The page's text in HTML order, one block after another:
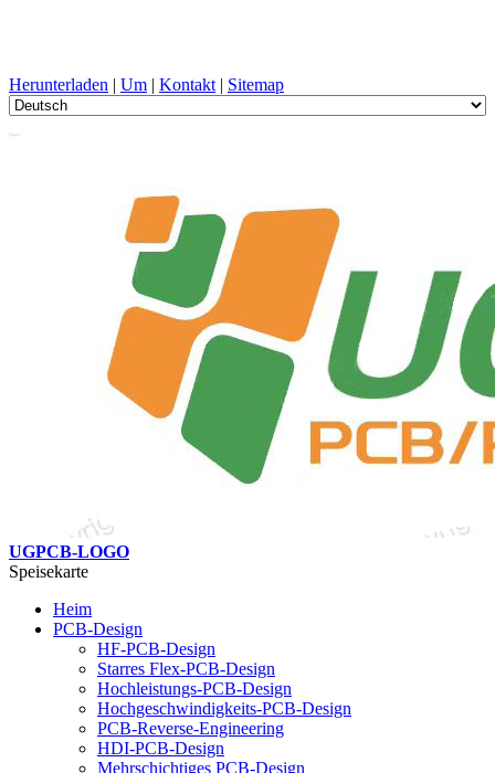
Herunterladen | Um | Kontakt | Sitemap
UGPCB-LOGO
Speisekarte
Heim
PCB-Design
HF-PCB-Design
Starres Flex-PCB-Design
Hochleistungs-PCB-Design
Hochgeschwindigkeits-PCB-Design
PCB-Reverse-Engineering
HDI-PCB-Design
Mehrschichtiges PCB-Design